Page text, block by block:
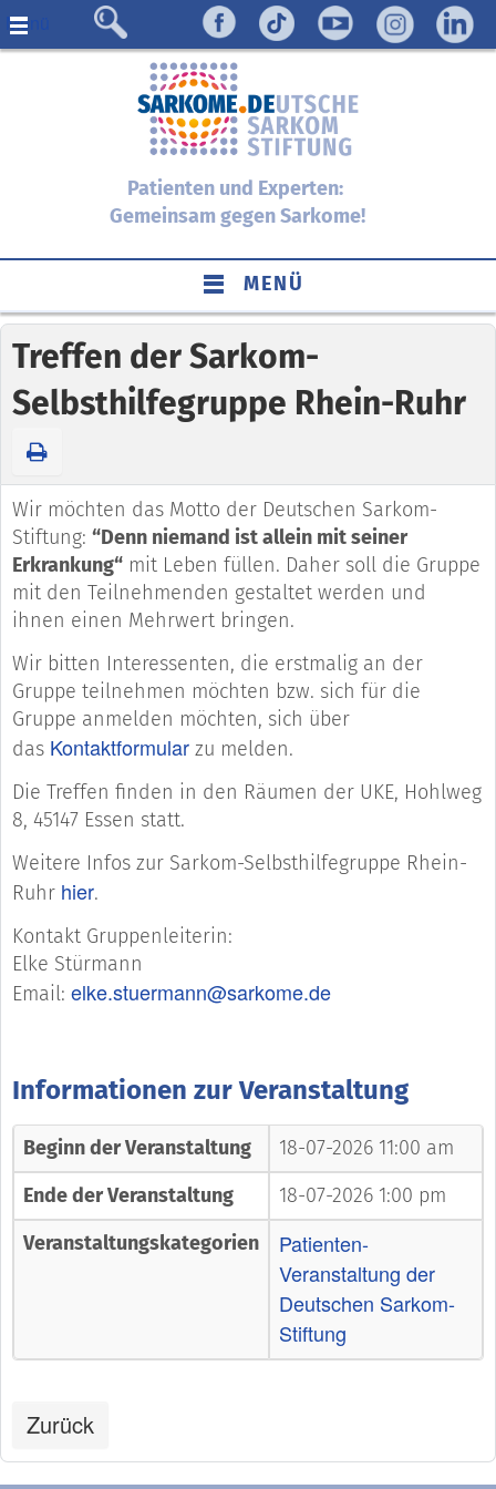
Menü
Patienten und Experten:
Gemeinsam gegen Sarkome!
MENÜ
Treffen der Sarkom-
Selbsthilfegruppe Rhein-Ruhr
Wir möchten das Motto der Deutschen Sarkom-
Stiftung: “Denn niemand ist allein mit seiner
Erkrankung“ mit Leben füllen. Daher soll die Gruppe
mit den Teilnehmenden gestaltet werden und
ihnen einen Mehrwert bringen.
Wir bitten Interessenten, die erstmalig an der
Gruppe teilnehmen möchten bzw. sich für die
Gruppe anmelden möchten, sich über
das Kontaktformular zu melden.
Die Treffen finden in den Räumen der UKE, Hohlweg
8, 45147 Essen statt.
Weitere Infos zur Sarkom-Selbsthilfegruppe Rhein-
Ruhr hier.
Kontakt Gruppenleiterin:
Elke Stürmann
Email: elke.stuermann@sarkome.de
Informationen zur Veranstaltung
Beginn der Veranstaltung
18-07-2026 11:00 am
Ende der Veranstaltung
18-07-2026 1:00 pm
Veranstaltungskategorien
Patienten-
Veranstaltung der
Deutschen Sarkom-
Stiftung
Zurück